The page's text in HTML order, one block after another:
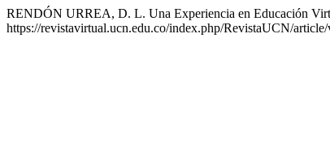
RENDÓN URREA, D. L. Una Experiencia en Educación
https://revistavirtual.ucn.edu.co/index.php/RevistaUCN/